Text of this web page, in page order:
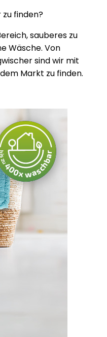
finden?
sauberes zu
Wäsche. Von
sind wir mit
Markt zu finden.